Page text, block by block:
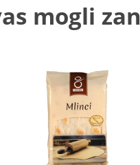
mogli